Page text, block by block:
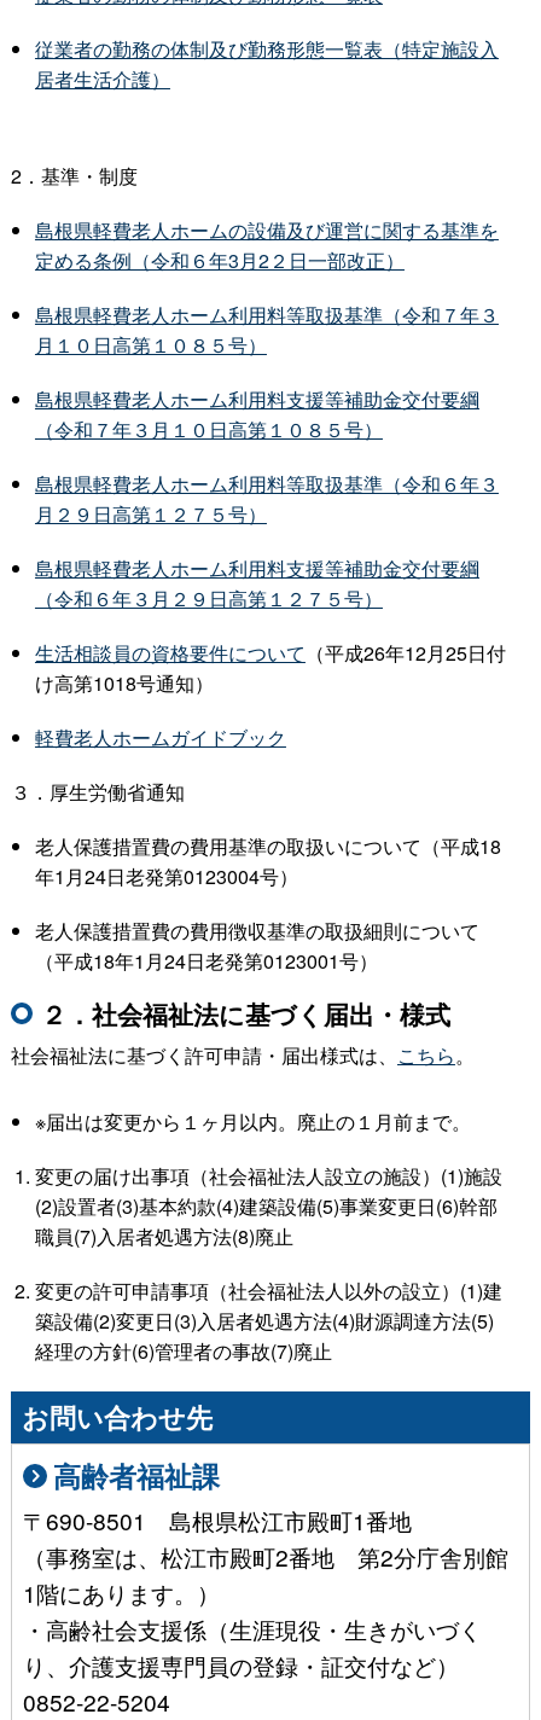
従業者の勤務の体制及び勤務形態一覧表（特定施設入
居者生活介護）
2．基準・制度
島根県軽費老人ホームの設備及び運営に関する基準を
定める条例（令和６年3月2２日一部改正）
島根県軽費老人ホーム利用料等取扱基準（令和７年３
月１０日高第１０８５号）
島根県軽費老人ホーム利用料支援等補助金交付要綱
（令和７年３月１０日高第１０８５号）
島根県軽費老人ホーム利用料等取扱基準（令和６年３
月２９日高第１２７５号）
島根県軽費老人ホーム利用料支援等補助金交付要綱
（令和６年３月２９日高第１２７５号）
生活相談員の資格要件について （平成26年12月25日付
け高第1018号通知）
軽費老人ホームガイドブック
３．厚生労働省通知
老人保護措置費の費用基準の取扱いについて（平成18
年1月24日老発第0123004号）
老人保護措置費の費用徴収基準の取扱細則について
（平成18年1月24日老発第0123001号）
２．社会福祉法に基づく届出・様式
社会福祉法に基づく許可申請・届出様式は、 こちら。
※届出は変更から１ヶ月以内。廃止の１月前まで。
変更の届け出事項（社会福祉法人設立の施設）(1)施設
(2)設置者(3)基本約款(4)建築設備(5)事業変更日(6)幹部
職員(7)入居者処遇方法(8)廃止
変更の許可申請事項（社会福祉法人以外の設立）(1)建
築設備(2)変更日(3)入居者処遇方法(4)財源調達方法(5)
経理の方針(6)管理者の事故(7)廃止
お問い合わせ先
高齢者福祉課
〒690-8501 島根県松江市殿町1番地
（事務室は、松江市殿町2番地 第2分庁舎別館
1階にあります。）
・高齢社会支援係（生涯現役・生きがいづく
り、介護支援専門員の登録・証交付など）
0852-22-5204